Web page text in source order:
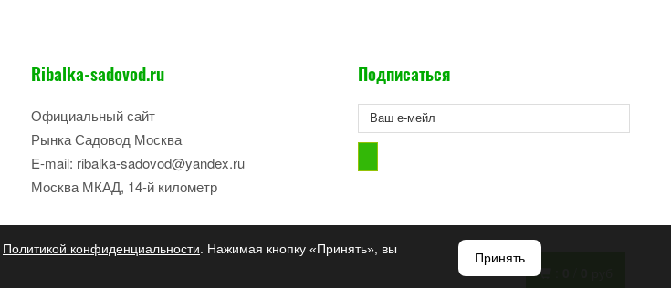
Ribalka-sadovod.ru
Официальный сайт
Рынка Садовод Москва
E-mail: ribalka-sadovod@yandex.ru
Москва МКАД, 14-й километр
Подписаться
Политикой конфиденциальности . Нажимая кнопку «Принять», вы
Принять